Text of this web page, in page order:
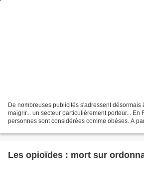
De nombreuses publicités s'adressent désormais
maigrir... un secteur particulièrement porteur... En
personnes sont considérées comme obèses. A
Les opioïdes : mort sur